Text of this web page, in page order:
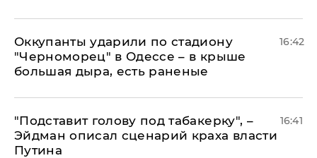
Оккупанты ударили по стадиону
"Черноморец" в Одессе – в крыше
большая дыра, есть раненые
16:42
​"Подставит голову под табакерку", –
Эйдман описал сценарий краха власти
Путина
16:41